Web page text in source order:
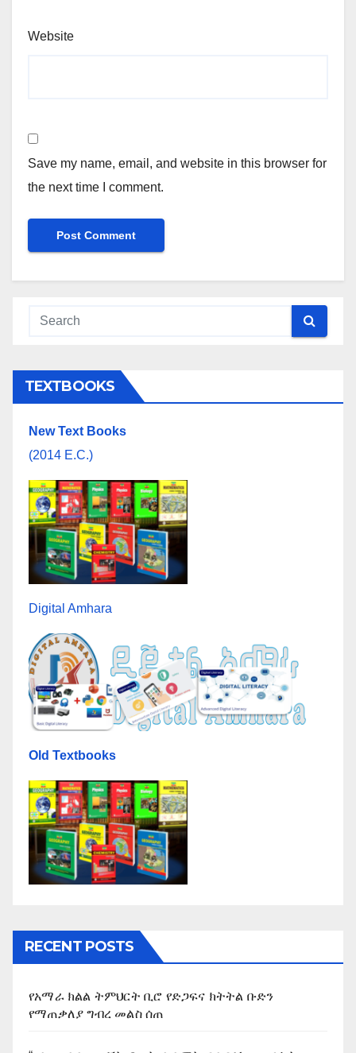
Website
Save my name, email, and website in this browser for
the next time I comment.
TEXTBOOKS
New Text Books
(2014 E.C.)
Digital Amhara
Old Textbooks
RECENT POSTS
የአማራ ክልል ትምህርት ቢሮ የድጋፍና ክትትል ቡድን
የማጠቃለያ ግብረ መልስ ሰጠ